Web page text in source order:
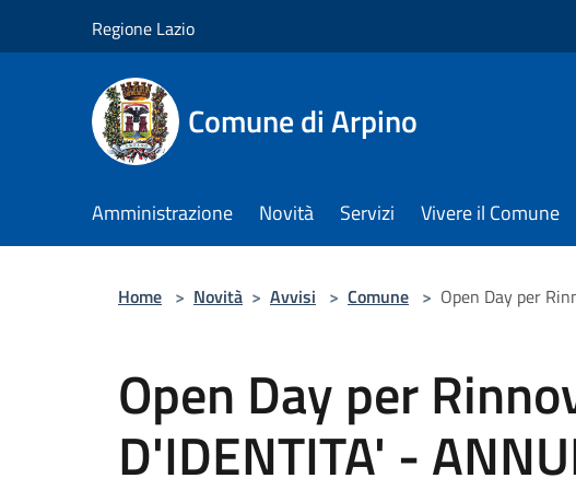
Regione Lazio
Comune di Arpino
Amministrazione Novità Servizi Vivere il Comune
Home > Novità > Avvisi > Comune > Open Day per
Open Day per
D'IDENTITA' -